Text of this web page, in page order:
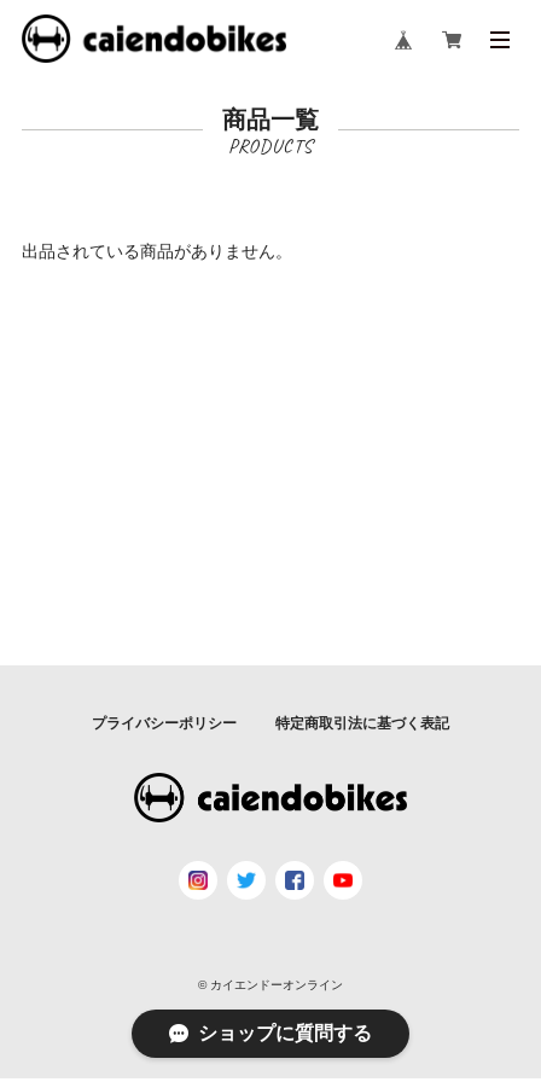
商品一覧
出品されている商品がありません。
プライバシーポリシー 特定商取引法に基づく表記
© カイエンドーオンライン
ショップに質問する